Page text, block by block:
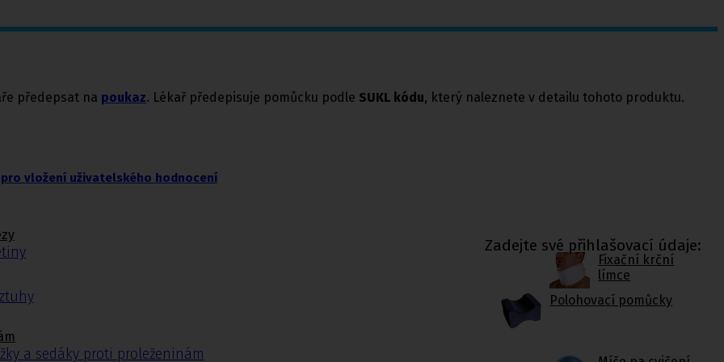
Fixační krční
límce
Polohovací pomůcky
a sedáky proti proleženinám
předepsat na poukaz. Lékař předepisuje pomůcku podle SUKL kódu, který naleznete v detailu tohoto produktu.
pro vložení uživatelského hodnocení
Zadejte své přihlašovací údaje: